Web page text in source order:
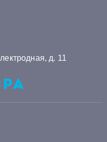
в Енисейском
в Газэнергобанке
в Генбанке
в Ингосстрах Банке
д. 11